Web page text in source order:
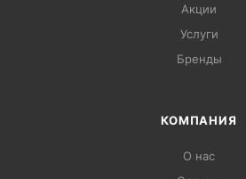
Акции
Услуги
Бренды
КОМПАНИЯ
О нас